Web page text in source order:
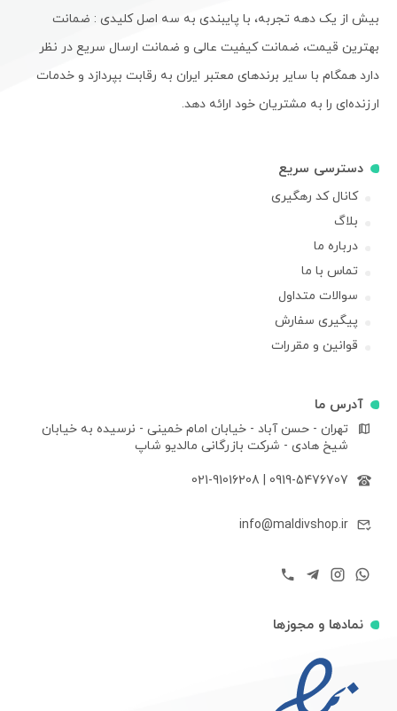
بیش از یک دهه تجربه، با پایبندی به سه اصل کلیدی : ضمانت
بهترین قیمت، ضمانت کیفیت عالی و ضمانت ارسال سریع در نظر
دارد همگام با سایر برندهای معتبر ایران به رقابت بپردازد و خدمات
ارزنده‌ای را به مشتریان خود ارائه دهد.
دسترسی سریع
کانال کد رهگیری
بلاگ
درباره ما
تماس با ما
سوالات متداول
پیگیری سفارش
قوانین و مقررات
آدرس ما
تهران - حسن آباد - خیابان امام خمینی - نرسیده به خیابان
شیخ هادی - شرکت بازرگانی مالدیو شاپ
0919-5476707
021-91016208
info@maldivshop.ir
نمادها و مجوزها